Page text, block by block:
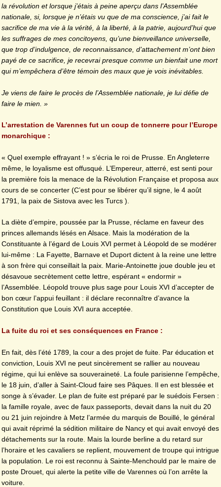
la révolution et lorsque j’étais à peine aperçu dans l’Assemblée
nationale, si, lorsque je n’étais vu que de ma conscience, j’ai fait le
sacrifice de ma vie à la vérité, à la liberté, à la patrie, aujourd’hui que
les suffrages de mes concitoyens, qu’une bienveillance universelle,
que trop d’indulgence, de reconnaissance, d’attachement m’ont bien
payé de ce sacrifice, je recevrai presque comme un bienfait une mort
qui m’empêchera d’être témoin des maux que je vois inévitables.
Je viens de faire le procès de l’Assemblée nationale, je lui défie de
faire le mien. »
L’arrestation de Varennes fut un coup de tonnerre pour l’Europe
monarchique :
« Quel exemple effrayant ! » s’écria le roi de Prusse. En Angleterre
même, le loyalisme est offusqué. L’Empereur, atterré, est senti pour
la première fois la menace de la Révolution Française et proposa aux
cours de se concerter (C’est pour se libérer qu’il signe, le 4 août
1791, la paix de Sistova avec les Turcs ).
La diète d’empire, poussée par la Prusse, réclame en faveur des
princes allemands lésés en Alsace. Mais la modération de la
Constituante à l’égard de Louis XVI permet à Léopold de se modérer
lui-même : La Fayette, Barnave et Duport dictent à la reine une lettre
à son frère qui conseillait la paix. Marie-Antoinette joue double jeu et
désavoue secrètement cette lettre, espérant « endormir »
l’Assemblée. Léopold trouve plus sage pour Louis XVI d’accepter de
bon cœur l’appui feuillant : il déclare reconnaître d’avance la
Constitution que Louis XVI aura acceptée.
La fuite du roi et ses conséquences en France :
En fait, dès l’été 1789, la cour a des projet de fuite. Par éducation et
conviction, Louis XVI ne peut sincèrement se rallier au nouveau
régime, qui lui enlève sa souveraineté. La foule parisienne l’empêche,
le 18 juin, d’aller à Saint-Cloud faire ses Pâques. Il en est blessée et
songe à s’évader. Le plan de fuite est préparé par le suédois Fersen :
la famille royale, avec de faux passeports, devait dans la nuit du 20
ou 21 juin rejoindre à Metz l’armée du marquis de Bouillé, le général
qui avait réprimé la sédition militaire de Nancy et qui avait envoyé des
détachements sur la route. Mais la lourde berline a du retard sur
l’horaire et les cavaliers se replient, mouvement de troupe qui intrigue
la population. Le roi est reconnu à Sainte-Menchould par le maire de
poste Drouet, qui alerte la petite ville de Varennes où l’on arrête la
voiture.